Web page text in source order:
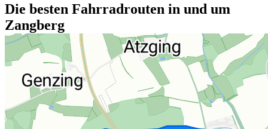
Die besten Fahrradrouten in und um
Zangberg